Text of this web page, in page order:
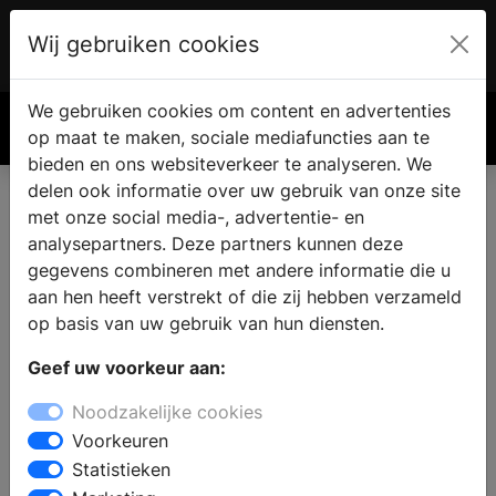
€ 0.00
Wij gebruiken cookies
We gebruiken cookies om content en advertenties
op maat te maken, sociale mediafuncties aan te
bieden en ons websiteverkeer te analyseren. We
delen ook informatie over uw gebruik van onze site
met onze social media-, advertentie- en
analysepartners. Deze partners kunnen deze
gegevens combineren met andere informatie die u
aan hen heeft verstrekt of die zij hebben verzameld
op basis van uw gebruik van hun diensten.
Geef uw voorkeur aan:
Noodzakelijke cookies
Voorkeuren
Statistieken